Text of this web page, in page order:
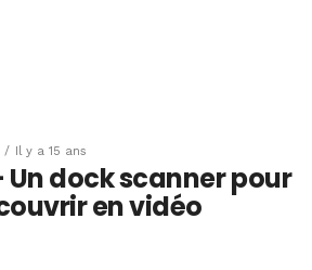
Il y a 15 ans
Un dock scanner pour
en vidéo